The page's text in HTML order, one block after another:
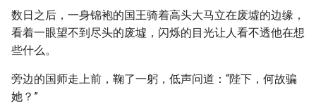
数日之后，一身锦袍的国王骑着高头大马立在废墟的边缘，
看着一眼望不到尽头的废墟，闪烁的目光让人看不透他在想
些什么。
旁边的国师走上前，鞠了一躬，低声问道：“陛下，何故骗
她？”